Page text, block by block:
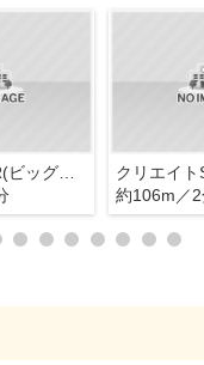
BIG POWER(ビッグパワー) 新鮮湘南台市場
約106m／